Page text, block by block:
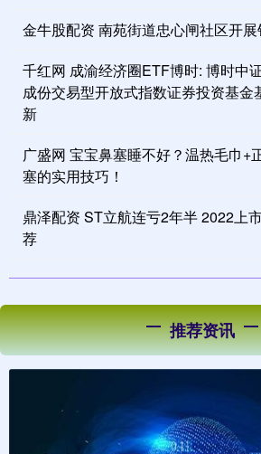
金牛股配资 南苑街道忠心闸社区开
千红网 成渝经济圈ETF博时: 博时中
成份交易型开放式指数证券投资基金
新
广盛网 宝宝鼻塞睡不好？温热毛巾+
塞的实用技巧！
鼎泽配资 ST立航连亏2年半 2022上
荐
推荐资讯